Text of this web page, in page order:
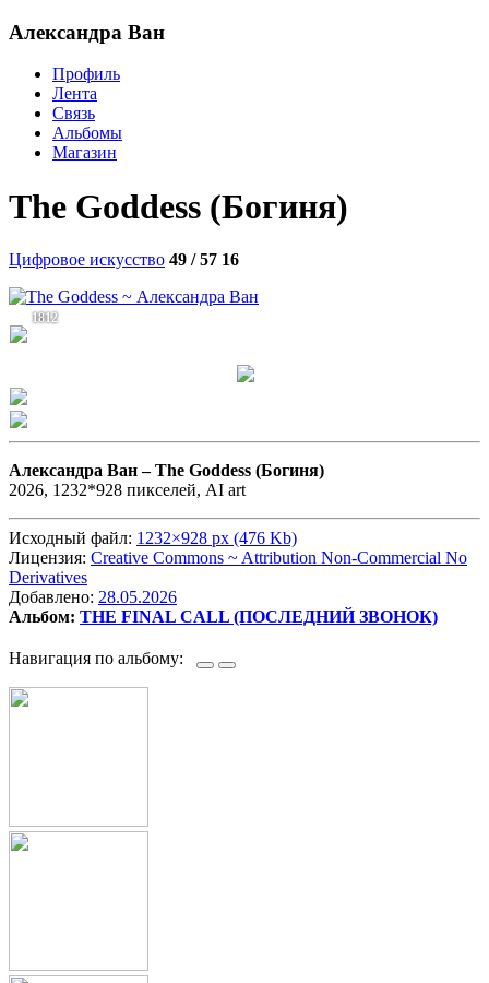
Александра Ван
Профиль
Лента
Связь
Альбомы
Магазин
The Goddess (Богиня)
Цифровое искусство 49 / 57 16
1812
Александра Ван –The Goddess (Богиня)
2026, 1232*928 пикселей, AI art
Исходный файл: 1232×928 px (476 Kb)
Лицензия: Creative Commons ~ Attribution Non-Commercial No
Derivatives
Добавлено: 28.05.2026
Альбом: THE FINAL CALL (ПОСЛЕДНИЙ ЗВОНОК)
Навигация по альбому: